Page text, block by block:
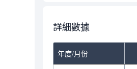
詳細數據
年度/月份
2025/07